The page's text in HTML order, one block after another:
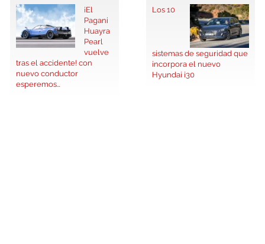
¡El
Pagani
Huayra
Pearl
vuelve
tras el accidente! con
nuevo conductor
esperemos…
Los 10
sistemas de seguridad que
incorpora el nuevo
Hyundai i30